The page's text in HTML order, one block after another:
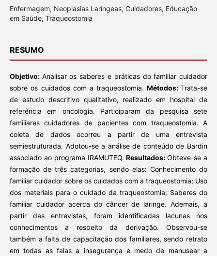
Enfermagem, Neoplasias Laríngeas, Cuidadores, Educação
em Saúde, Traqueostomia
RESUMO
Objetivo: Analisar os saberes e práticas do familiar cuidador
sobre os cuidados com a traqueostomia. Métodos:Trata-se
de estudo descritivo qualitativo, realizado em hospital de
referência em oncologia. Participaram da pesquisa sete
familiares cuidadores de pacientes com traqueostomia. A
coleta de dados ocorreu a partir de uma entrevista
semiestruturada. Adotou-se a análise de conteúdo de Bardin
associado ao programa IRAMUTEQ. Resultados:Obteve-se a
formação de três categorias, sendo elas: Conhecimento do
familiar cuidador sobre os cuidados com a traqueostomia; Uso
dos materiais para o cuidado da traqueostomia; Saberes do
familiar cuidador acerca do câncer de laringe. Ademais, a
partir das entrevistas, foram identificadas lacunas nos
conhecimentos a respeito da derivação. Observou-se
também a falta de capacitação dos familiares, sendo retrato
em todas as falas a insegurança e medo de manusear a